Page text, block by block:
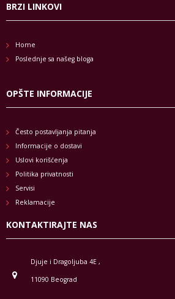
BRZI LINKOVI
Home
Poslednje sa našeg bloga
OPŠTE INFORMACIJE
Često postavljanja pitanja
Informacije o dostavi
Uslovi korišćenja
Politika privatnosti
Servisi
Reklamacije
KONTAKTIRAJTE NAS
Djuje i Dragoljuba 4E ,
11090 Beograd